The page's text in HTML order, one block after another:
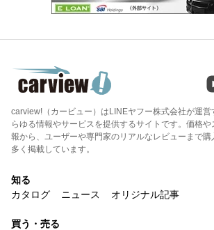
carview!（カービュー）はLINEヤフー株式会社が運営
らゆる情報やサービスを提供するサイトです。価格
報から、ユーザーや専門家のリアルなレビューまで
多く掲載しています。
知る
カタログ
ニュース オリジナル記事
買う・売る